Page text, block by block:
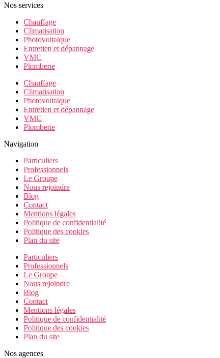
Nos services
Chauffage
Climatisation
Photovoltaique
Entretien et dépannage
VMC
Plomberie
Chauffage
Climatisation
Photovoltaique
Entretien et dépannage
VMC
Plomberie
Navigation
Particuliers
Professionnels
Le Groupe
Nous rejoindre
Blog
Contact
Mentions légales
Politique de confidentialité
Politique des cookies
Plan du site
Particuliers
Professionnels
Le Groupe
Nous rejoindre
Blog
Contact
Mentions légales
Politique de confidentialité
Politique des cookies
Plan du site
Nos agences